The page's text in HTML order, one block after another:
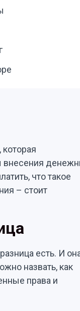
внесения
что такое
– стоит
есть. И
назвать, как
права и